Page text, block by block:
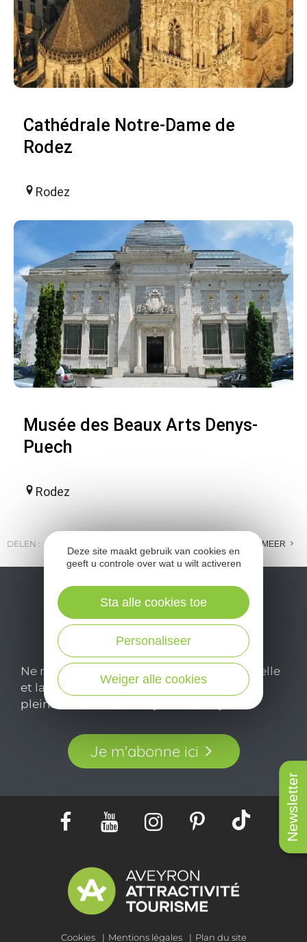
Newsletter
Cathédrale Notre-Dame de
Rodez
Rodez
Musée des Beaux Arts Denys-
Puech
Rodez
DELEN : MEER
Ne manquez pas notre newsletter mensuelle
et laissez-vous inspirer pour profiter
pleinement de votre séjour en Aveyron.
Je m'abonne ici
Cookies Mentions légales Plan du site
Deze site maakt gebruik van cookies en
geeft u controle over wat u wilt activeren
Weiger alle cookies
Personaliseer
Sta alle cookies toe